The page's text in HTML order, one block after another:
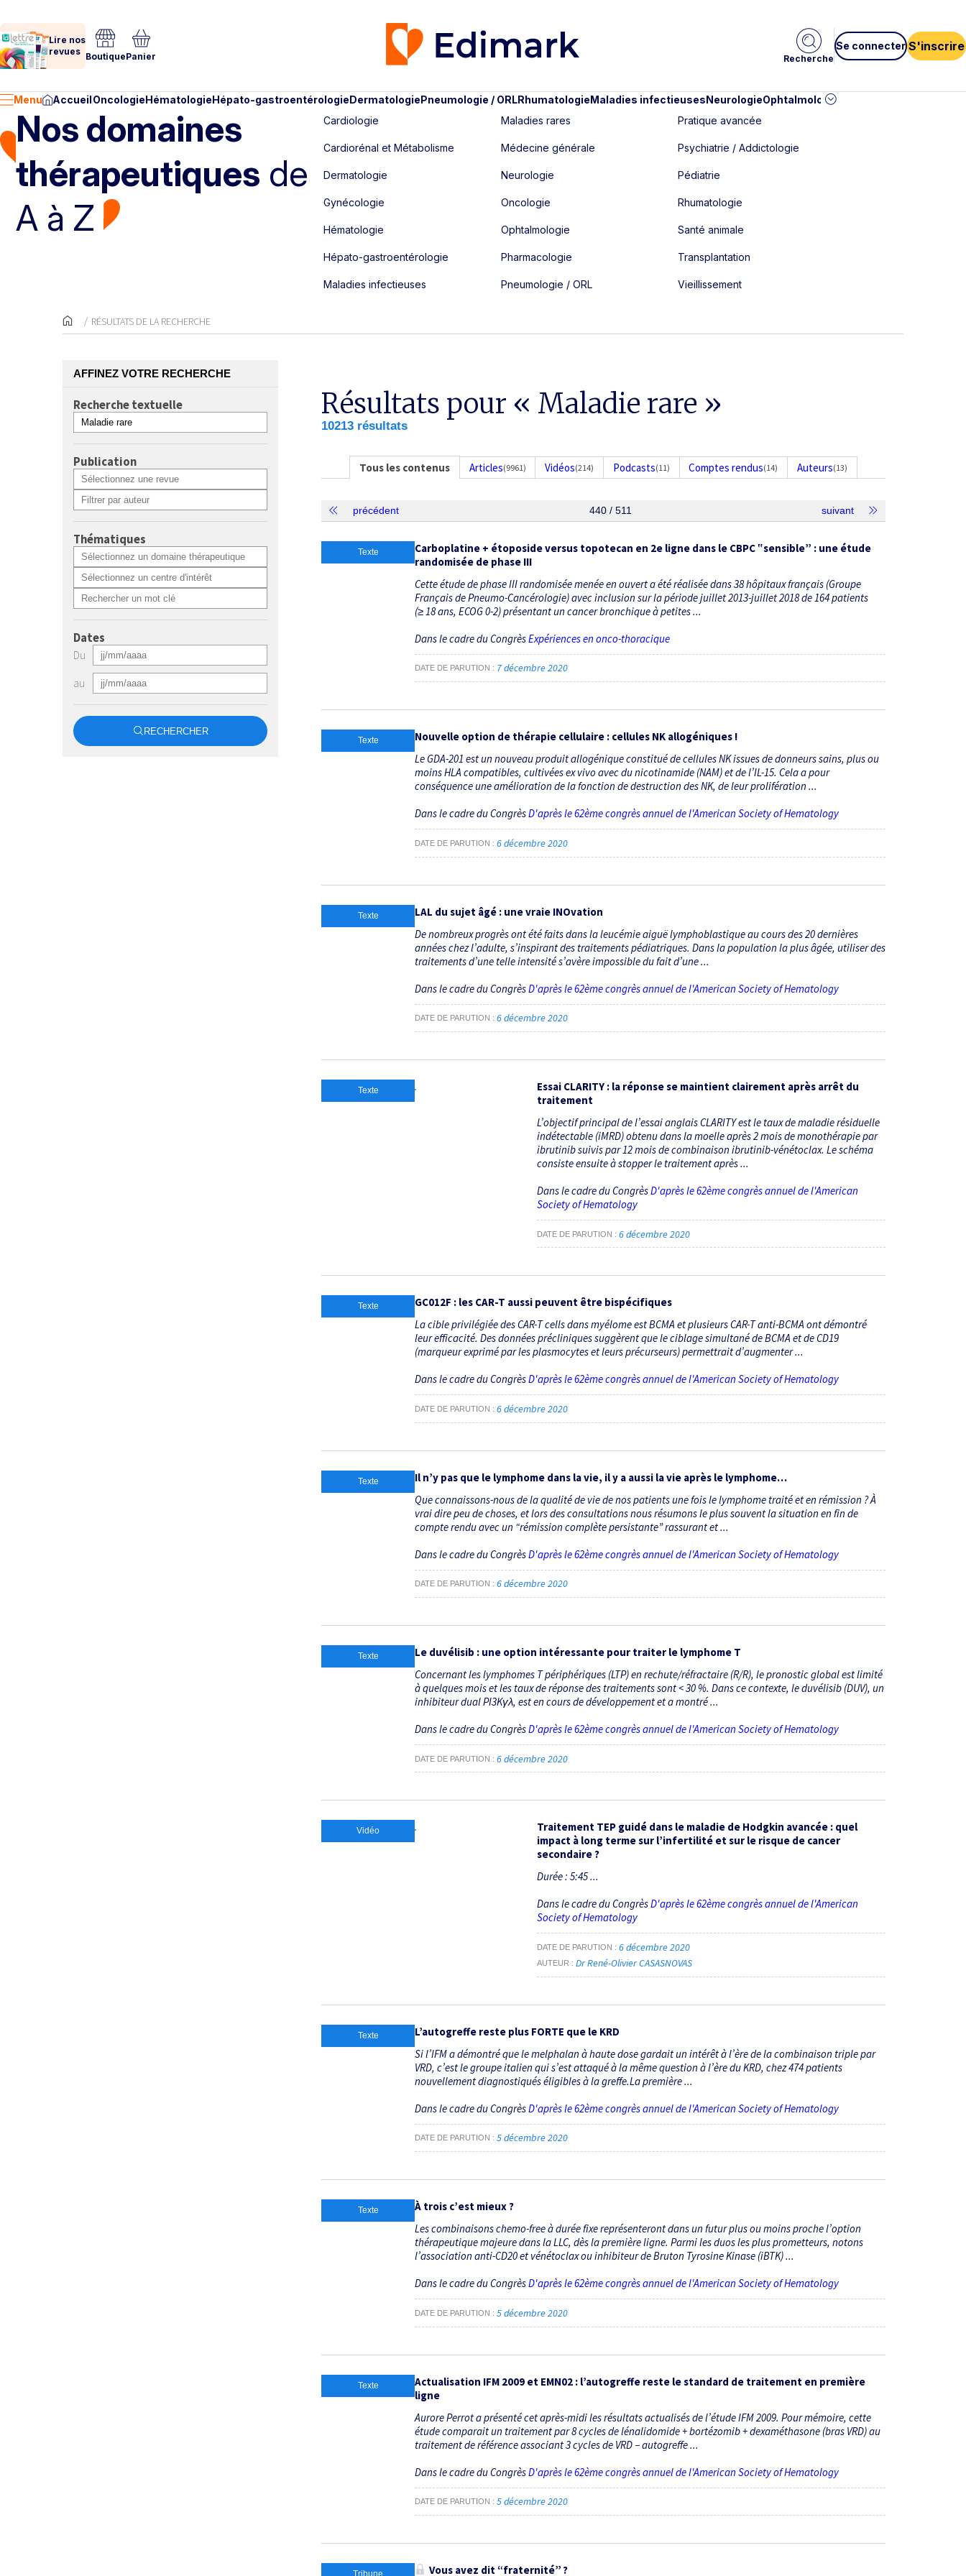
Lire nos
revues BoutiquePanier Recherche
Se connecter S'inscrire
Menu AccueilOncologieHématologieHépato-gastroentérologieDermatologiePneumologie / ORLRhumatologieMaladies infectieusesNeurologieOphtalmologie
Nos domaines
thérapeutiques de
A à Z
Cardiologie
Cardiorénal et Métabolisme
Dermatologie
Gynécologie
Hématologie
Hépato-gastroentérologie
Maladies infectieuses
Maladies rares
Médecine générale
Neurologie
Oncologie
Ophtalmologie
Pharmacologie
Pneumologie / ORL
Pratique avancée
Psychiatrie / Addictologie
Pédiatrie
Rhumatologie
Santé animale
Transplantation
Vieillissement
RÉSULTATS DE LA RECHERCHE
AFFINEZ VOTRE RECHERCHE
Recherche textuelle
Publication
Thématiques
Dates
Du
au
RECHERCHER
Résultats pour « Maladie rare »
10213 résultats
Tous les contenus Articles(9961) Vidéos(214) Podcasts(11) Comptes rendus(14) Auteurs(13)
précédent 440 / 511 suivant
Texte Carboplatine + étoposide versus topotecan en 2e ligne dans le CBPC ‟sensible” : une étude
randomisée de phase III
Cette étude de phase III randomisée menée en ouvert a été réalisée dans 38 hôpitaux français (Groupe
Français de Pneumo-Cancérologie) avec inclusion sur la période juillet 2013-juillet 2018 de 164 patients
(≥ 18 ans, ECOG 0-2) présentant un cancer bronchique à petites ...
Dans le cadre du CongrèsExpériences en onco-thoracique
DATE DE PARUTION 7 décembre 2020
Texte
Nouvelle option de thérapie cellulaire : cellules NK allogéniques !
Le GDA-201 est un nouveau produit allogénique constitué de cellules NK issues de donneurs sains, plus ou
moins HLA compatibles, cultivées ex vivo avec du nicotinamide (NAM) et de l’IL-15. Cela a pour
conséquence une amélioration de la fonction de destruction des NK, de leur prolifération ...
Dans le cadre du CongrèsD'après le 62ème congrès annuel de l'American Society of Hematology
DATE DE PARUTION 6 décembre 2020
Texte
LAL du sujet âgé : une vraie INOvation
De nombreux progrès ont été faits dans la leucémie aiguë lymphoblastique au cours des 20 dernières
années chez l’adulte, s’inspirant des traitements pédiatriques. Dans la population la plus âgée, utiliser des
traitements d’une telle intensité s’avère impossible du fait d’une ...
Dans le cadre du CongrèsD'après le 62ème congrès annuel de l'American Society of Hematology
DATE DE PARUTION 6 décembre 2020
Texte
Essai CLARITY : la réponse se maintient clairement après arrêt du
traitement
L’objectif principal de l’essai anglais CLARITY est le taux de maladie résiduelle
indétectable (iMRD) obtenu dans la moelle après 2 mois de monothérapie par
ibrutinib suivis par 12 mois de combinaison ibrutinib-vénétoclax. Le schéma
consiste ensuite à stopper le traitement après ...
Dans le cadre du CongrèsD'après le 62ème congrès annuel de l'American
Society of Hematology
DATE DE PARUTION 6 décembre 2020
Texte
GC012F : les CAR-T aussi peuvent être bispécifiques
La cible privilégiée des CAR-T cells dans myélome est BCMA et plusieurs CAR-T anti-BCMA ont démontré
leur efficacité. Des données précliniques suggèrent que le ciblage simultané de BCMA et de CD19
(marqueur exprimé par les plasmocytes et leurs précurseurs) permettrait d’augmenter ...
Dans le cadre du CongrèsD'après le 62ème congrès annuel de l'American Society of Hematology
DATE DE PARUTION 6 décembre 2020
Texte
Il n’y pas que le lymphome dans la vie, il y a aussi la vie après le lymphome…
Que connaissons-nous de la qualité de vie de nos patients une fois le lymphome traité et en rémission ? À
vrai dire peu de choses, et lors des consultations nous résumons le plus souvent la situation en fin de
compte rendu avec un “rémission complète persistante” rassurant et ...
Dans le cadre du CongrèsD'après le 62ème congrès annuel de l'American Society of Hematology
DATE DE PARUTION 6 décembre 2020
Texte
Le duvélisib : une option intéressante pour traiter le lymphome T
Concernant les lymphomes T périphériques (LTP) en rechute/réfractaire (R/R), le pronostic global est limité
à quelques mois et les taux de réponse des traitements sont < 30 %. Dans ce contexte, le duvélisib (DUV), un
inhibiteur dual PI3Kγλ, est en cours de développement et a montré ...
Dans le cadre du CongrèsD'après le 62ème congrès annuel de l'American Society of Hematology
DATE DE PARUTION 6 décembre 2020
Vidéo
Traitement TEP guidé dans le maladie de Hodgkin avancée : quel
impact à long terme sur l’infertilité et sur le risque de cancer
secondaire ?
Durée : 5:45 ...
Dans le cadre du CongrèsD'après le 62ème congrès annuel de l'American
Society of Hematology
DATE DE PARUTION 6 décembre 2020
AUTEUR Dr René-Olivier CASASNOVAS
Texte
L’autogreffe reste plus FORTE que le KRD
Si l’IFM a démontré que le melphalan à haute dose gardait un intérêt à l’ère de la combinaison triple par
VRD, c’est le groupe italien qui s’est attaqué à la même question à l’ère du KRD, chez 474 patients
nouvellement diagnostiqués éligibles à la greffe.La première ...
Dans le cadre du CongrèsD'après le 62ème congrès annuel de l'American Society of Hematology
DATE DE PARUTION 5 décembre 2020
Texte
À trois c’est mieux ?
Les combinaisons chemo-free à durée fixe représenteront dans un futur plus ou moins proche l’option
thérapeutique majeure dans la LLC, dès la première ligne. Parmi les duos les plus prometteurs, notons
l’association anti-CD20 et vénétoclax ou inhibiteur de Bruton Tyrosine Kinase (iBTK) ...
Dans le cadre du CongrèsD'après le 62ème congrès annuel de l'American Society of Hematology
DATE DE PARUTION 5 décembre 2020
Texte
Actualisation IFM 2009 et EMN02 : l’autogreffe reste le standard de traitement en première
ligne
Aurore Perrot a présenté cet après-midi les résultats actualisés de l’étude IFM 2009. Pour mémoire, cette
étude comparait un traitement par 8 cycles de lénalidomide + bortézomib + dexaméthasone (bras VRD) au
traitement de référence associant 3 cycles de VRD − autogreffe ...
Dans le cadre du CongrèsD'après le 62ème congrès annuel de l'American Society of Hematology
DATE DE PARUTION 5 décembre 2020
Tribune Vous avez dit “fraternité” ?